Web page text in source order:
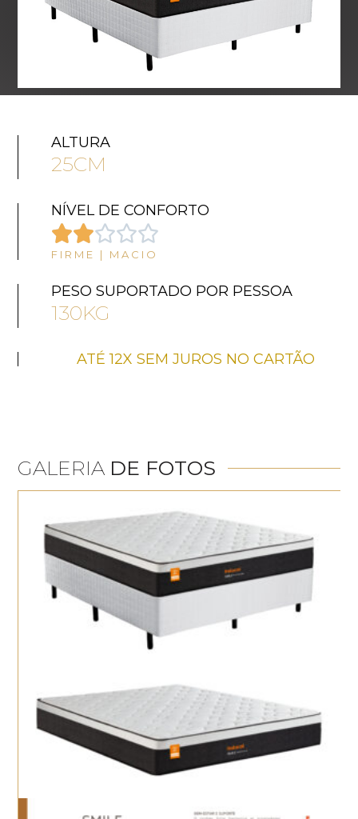
ALTURA
25CM
NÍVEL DE CONFORTO

FIRME | MACIO
PESO SUPORTADO POR PESSOA
130KG
ATÉ 12X SEM JUROS NO CARTÃO
GALERIA DE FOTOS